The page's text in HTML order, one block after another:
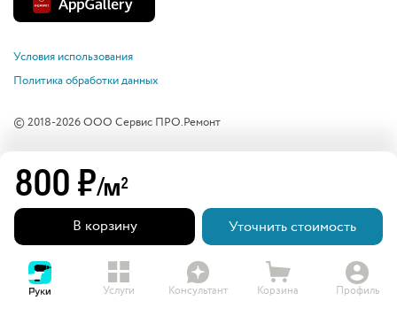
© 2018-2026ООО Сервис ПРО.Ремонт
Условия использования
Политика обработки данных
800₽/м2
В корзину Уточнить стоимость
Услуги Консультант Корзина Профиль